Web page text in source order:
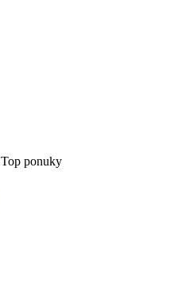
Top ponuky